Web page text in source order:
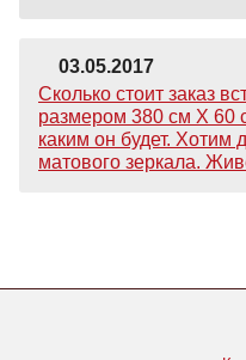
03.05.2017
Сколько стоит заказ
размером 380 см Х 60
каким он будет. Хотим
матового зеркала.